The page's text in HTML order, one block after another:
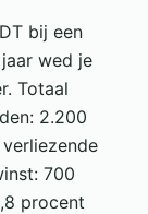
bij een
wed je
Totaal
2.200
700
procent